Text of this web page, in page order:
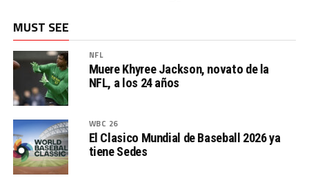
MUST SEE
NFL
Muere Khyree Jackson, novato de la
NFL, a los 24 años
WBC 26
El Clasico Mundial de Baseball 2026 ya
tiene Sedes